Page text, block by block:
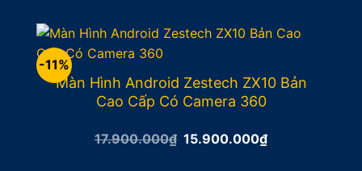
13.900.000₫.
-11%
Màn Hình Android Zestech ZX10 Bản
Cao Cấp Có Camera 360
17.900.000₫ Giá
15.900.000₫Giá